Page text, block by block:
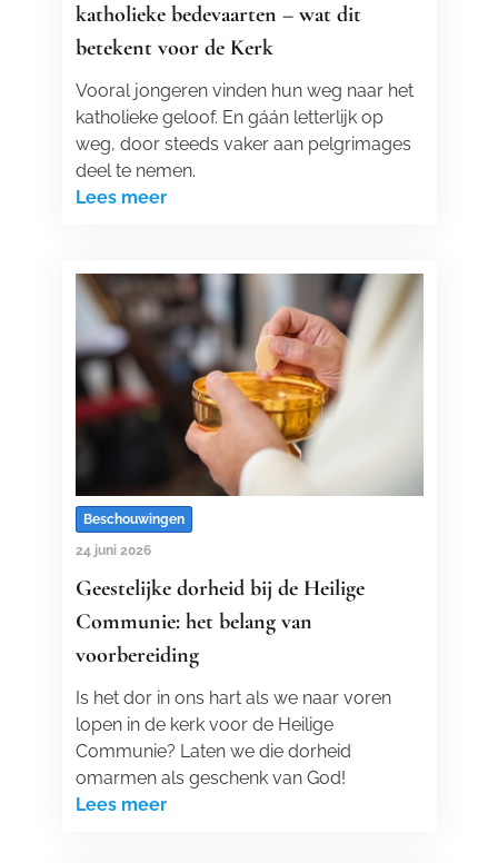
katholieke bedevaarten – wat dit
betekent voor de Kerk
Vooral jongeren vinden hun weg naar het
katholieke geloof. En gáán letterlijk op
weg, door steeds vaker aan pelgrimages
deel te nemen.
Lees meer
Beschouwingen
24 juni 2026
Geestelijke dorheid bij de Heilige
Communie: het belang van
voorbereiding
Is het dor in ons hart als we naar voren
lopen in de kerk voor de Heilige
Communie? Laten we die dorheid
omarmen als geschenk van God!
Lees meer